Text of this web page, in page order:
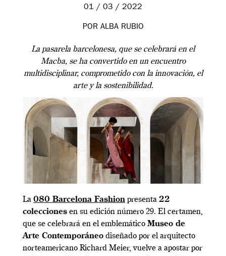
01 / 03 / 2022
POR ALBA RUBIO
La pasarela barcelonesa, que se celebrará en el
Macba, se ha convertido en un encuentro
multidisciplinar, comprometido con la innovación, el
arte y la sostenibilidad.
La 080 Barcelona Fashion presenta 22
colecciones en su edición número 29. El certamen,
que se celebrará en el emblemático Museo de
Arte Contemporáneo diseñado por el arquitecto
norteamericano Richard Meier, vuelve a apostar por